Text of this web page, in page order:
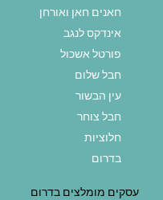
חאנים חאן ואורחן
אינדקס לנגב
פורטל אשכול
חבל שלום
עין הבשור
חבל צוחר
חלוציות
בדרום
עסקים מומלצים בדרום